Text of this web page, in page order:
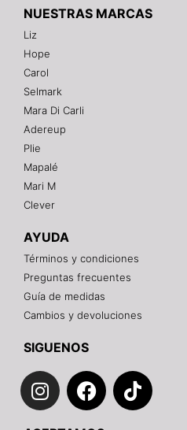
NUESTRAS MARCAS
Liz
Hope
Carol
Selmark
Mara Di Carli
Adereup
Plie
Mapalé
Mari M
Clever
AYUDA
Términos y condiciones
Preguntas frecuentes
Guía de medidas
Cambios y devoluciones
SIGUENOS
I
n
F
a
T
i
¡Hola! 👋
Gracias por visitarnos. Te
personalmente con tu
pagos.
Recuerda: 10% de descuento
Contáctanos por el canal que
WhatsApp
Instagram
Teléfono